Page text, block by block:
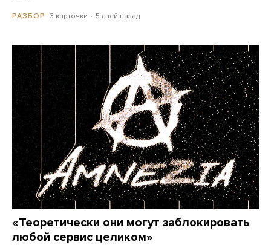
РАЗБОР 3 карточки 5 дней назад
«Теоретически они могут заблокировать
любой сервис целиком»